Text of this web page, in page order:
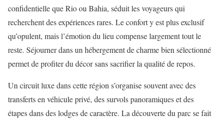
confidentielle que Rio ou Bahia, séduit les voyageurs qui
recherchent des expériences rares. Le confort y est plus exclusif
qu’opulent, mais l’émotion du lieu compense largement tout le
reste. Séjourner dans un hébergement de charme bien sélectionné
permet de profiter du décor sans sacrifier la qualité de repos.
Un circuit luxe dans cette région s’organise souvent avec des
transferts en véhicule privé, des survols panoramiques et des
étapes dans des lodges de caractère. La découverte du parc se fait